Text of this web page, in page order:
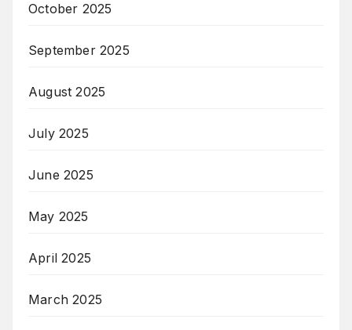
October 2025
September 2025
August 2025
July 2025
June 2025
May 2025
April 2025
March 2025